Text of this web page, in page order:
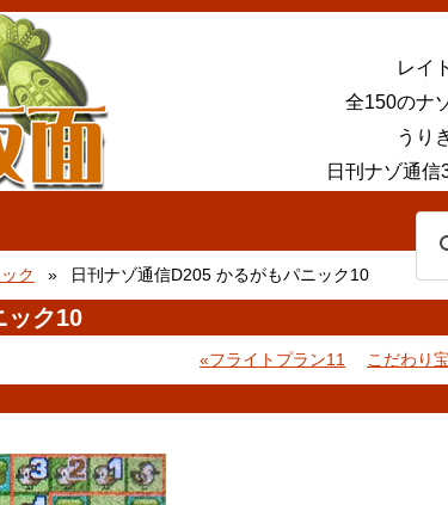
レイ
全150のナ
うり
日刊ナゾ通
ク 日刊ナゾ通信D205 かるがもパニック10
ック10
フライトプラン11 こだわり